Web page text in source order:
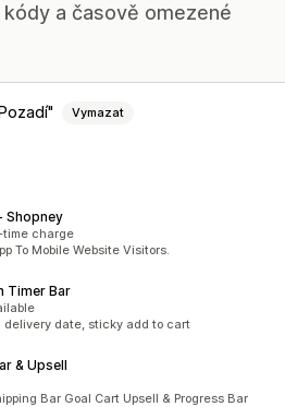
a časově omezené
Vymazat
Shopney
54
charge
To Mobile Website Visitors.
Timer Bar
date, sticky add to cart
& Upsell
Bar Goal Cart Upsell & Progress Bar